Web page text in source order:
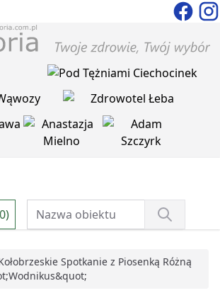
Spotkanie z Piosenką Różną